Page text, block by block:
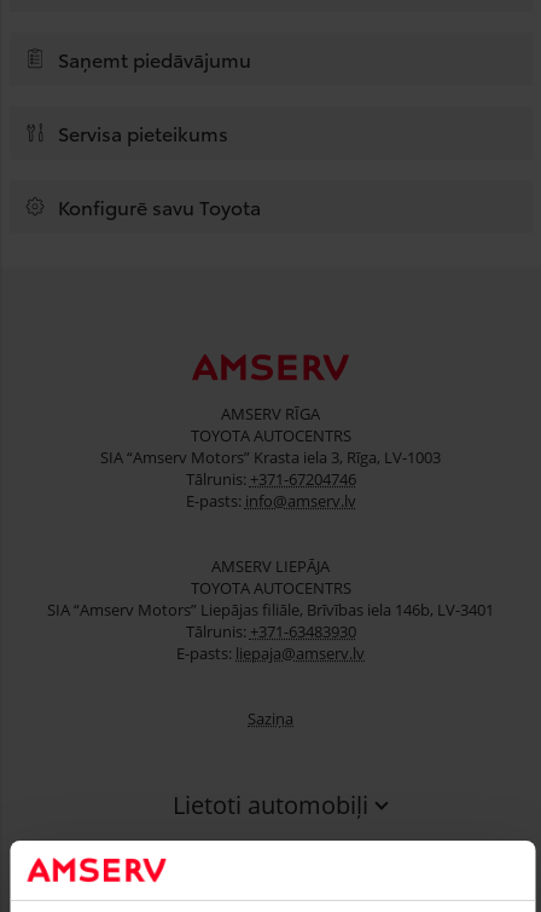
Saņemt piedāvājumu
Servisa pieteikums
Konfigurē savu Toyota
AMSERV RĪGA
TOYOTA AUTOCENTRS
SIA “Amserv Motors” Krasta iela 3, Rīga, LV-1003
Tālrunis: +371-67204746
E-pasts: info@amserv.lv
AMSERV LIEPĀJA
TOYOTA AUTOCENTRS
SIA “Amserv Motors” Liepājas filiāle, Brīvības iela 146b, LV-3401
Tālrunis: +371-63483930
E-pasts: liepaja@amserv.lv
Saziņa
Lietoti automobiļi
Serviss